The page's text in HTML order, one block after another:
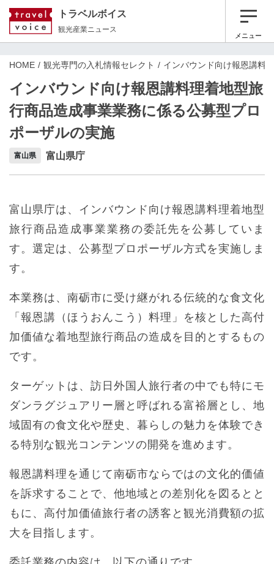
トラベルボイス
観光産業ニュース
メニュー
HOME 観光専門の入札情報セレクト インバウンド向け報恩講料
インバウンド向け報恩講料理着地型旅
行商品造成事業業務に係る公募型プロ
ポーザルの実施
富山県 富山県庁
富山県庁は、インバウンド向け報恩講料理着地型
旅行商品造成事業業務の委託先を公募していま
す。選定は、公募型プロポーザル方式を実施しま
す。
本業務は、南砺市に受け継がれる伝統的な食文化
「報恩講（ほうおんこう）料理」を核とした高付
加価値な着地型旅行商品の造成を目的とするもの
です。
ターゲットは、訪日外国人旅行者の中でも特にモ
ダンラグジュアリー層と呼ばれる富裕層とし、地
域固有の食文化や歴史、暮らしの魅力を体験でき
る特別な観光コンテンツの開発を進めます。
報恩講料理を通じて南砺市ならではの文化的価値
を訴求することで、他地域との差別化を図るとと
もに、高付加価値旅行者の誘客と観光消費額の拡
大を目指します。